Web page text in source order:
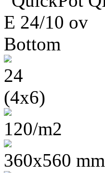
24
(4x6)
120/m2
360x560 mm